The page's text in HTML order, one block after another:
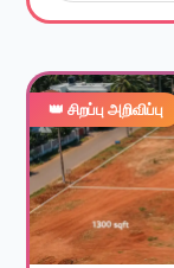
👑 சிறப்பு அறிவிப்பு